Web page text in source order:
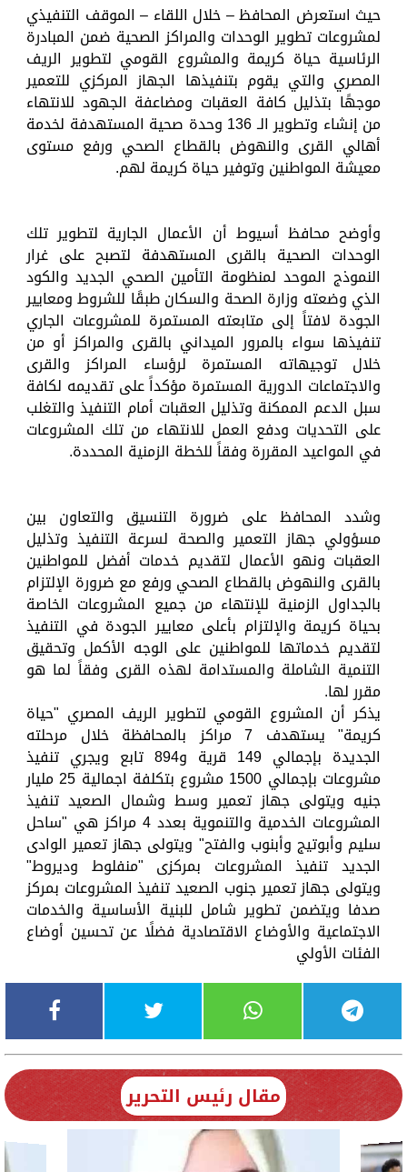
حيث استعرض المحافظ – خلال اللقاء – الموقف التنفيذي
لمشروعات تطوير الوحدات والمراكز الصحية ضمن المبادرة
الرئاسية حياة كريمة والمشروع القومي لتطوير الريف
المصري والتي يقوم بتنفيذها الجهاز المركزي للتعمير
موجهًا بتذليل كافة العقبات ومضاعفة الجهود للانتهاء
من إنشاء وتطوير الـ 136 وحدة صحية المستهدفة لخدمة
أهالي القرى والنهوض بالقطاع الصحي ورفع مستوى
معيشة المواطنين وتوفير حياة كريمة لهم.
وأوضح محافظ أسيوط أن الأعمال الجارية لتطوير تلك
الوحدات الصحية بالقرى المستهدفة لتصبح على غرار
النموذج الموحد لمنظومة التأمين الصحي الجديد والكود
الذي وضعته وزارة الصحة والسكان طبقًا للشروط ومعايير
الجودة لافتاً إلى متابعته المستمرة للمشروعات الجاري
تنفيذها سواء بالمرور الميداني بالقرى والمراكز أو من
خلال توجيهاته المستمرة لرؤساء المراكز والقرى
والاجتماعات الدورية المستمرة مؤكداً على تقديمه لكافة
سبل الدعم الممكنة وتذليل العقبات أمام التنفيذ والتغلب
على التحديات ودفع العمل للانتهاء من تلك المشروعات
في المواعيد المقررة وفقاً للخطة الزمنية المحددة.
وشدد المحافظ على ضرورة التنسيق والتعاون بين
مسؤولي جهاز التعمير والصحة لسرعة التنفيذ وتذليل
العقبات ونهو الأعمال لتقديم خدمات أفضل للمواطنين
بالقرى والنهوض بالقطاع الصحي ورفع مع ضرورة الإلتزام
بالجداول الزمنية للإنتهاء من جميع المشروعات الخاصة
بحياة كريمة والإلتزام بأعلى معايير الجودة في التنفيذ
لتقديم خدماتها للمواطنين على الوجه الأكمل وتحقيق
التنمية الشاملة والمستدامة لهذه القرى وفقاً لما هو
مقرر لها.
يذكر أن المشروع القومي لتطوير الريف المصري "حياة
كريمة" يستهدف 7 مراكز بالمحافظة خلال مرحلته
الجديدة بإجمالي 149 قرية و894 تابع ويجري تنفيذ
مشروعات بإجمالي 1500 مشروع بتكلفة اجمالية 25 مليار
جنيه ويتولى جهاز تعمير وسط وشمال الصعيد تنفيذ
المشروعات الخدمية والتنموية بعدد 4 مراكز هي "ساحل
سليم وأبوتيج وأبنوب والفتح" ويتولى جهاز تعمير الوادى
الجديد تنفيذ المشروعات بمركزى "منفلوط وديروط"
ويتولى جهاز تعمير جنوب الصعيد تنفيذ المشروعات بمركز
صدفا ويتضمن تطوير شامل للبنية الأساسية والخدمات
الاجتماعية والأوضاع الاقتصادية فضلًا عن تحسين أوضاع
الفئات الأولي
مقال رئيس التحرير